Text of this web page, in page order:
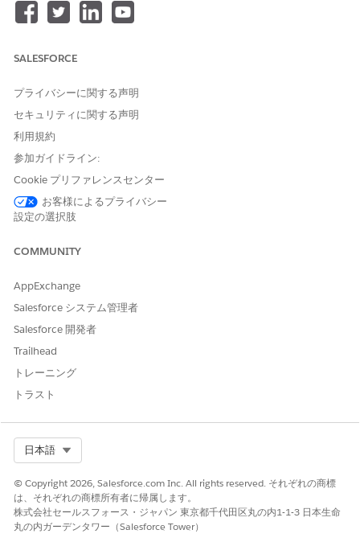
source.
flow by dragging it directly from the schema/side
process the view's XML metadata. This initialization
fails intermittently, leaving the context null and
causing the
error at runtime.
解決策
Custom SQL query:
Re-add the SAP HANA connection and select
Custom SQL
Enter:
Save and re-run the flow.
Workaround:
drag-and-drop for SAP HANA inputs in Tableau Prep.
Replace the direct view connection from SAP HANA with a
Custom SQL query using the format 'select * from view_name'.
2. Monitor the flow for a few days to ensure continued
SALESFORCE
プライバシーに関する声明
セキュリティに関する声明
利用規約
参加ガイドライン:
Cookie プリファレンスセンター
お客様によるプライバシー
設定の選択肢
COMMUNITY
AppExchange
Salesforce システム管理者
Salesforce 開発者
Trailhead
トレーニング
トラスト
日本語
© Copyright 2026, Salesforce.com Inc. All rights reserved. それぞれの商標
は、それぞれの商標所有者に帰属します。
株式会社セールスフォース・ジャパン 東京都千代田区丸の内1-1-3 日本生命
丸の内ガーデンタワー（Salesforce Tower）